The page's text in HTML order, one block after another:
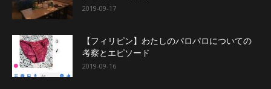
2019-09-17
【フィリピン】わたしのパロパロについての
考察とエピソード
2019-09-16